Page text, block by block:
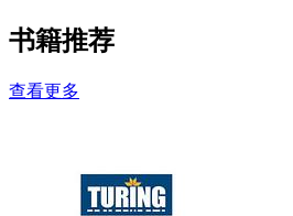
书籍推荐
查看更多